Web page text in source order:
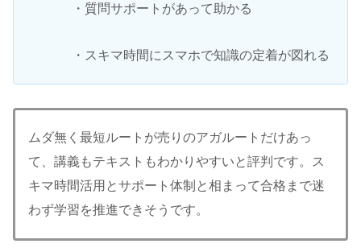
・質問サポートがあって助かる
・スキマ時間にスマホで知識の定着が図れる
ムダ無く最短ルートが売りのアガルートだけあっ
て、講義もテキストもわかりやすいと評判です。ス
キマ時間活用とサポート体制と相まって合格まで迷
わず学習を推進できそうです。